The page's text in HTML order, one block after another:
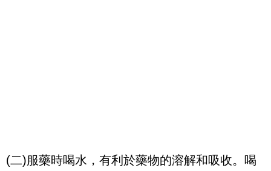
(二)服藥時喝水，有利於藥物的溶解和吸收。喝